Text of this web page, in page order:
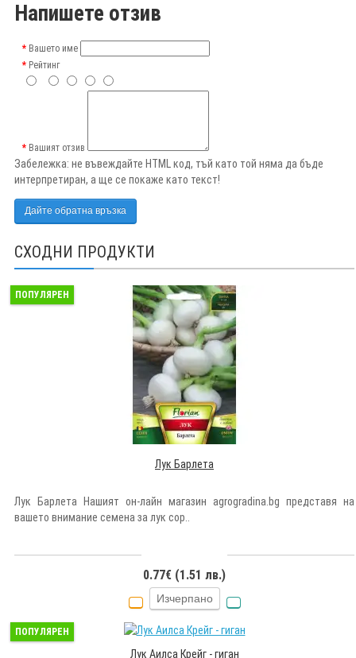
Напишете отзив
Вашето име
Рейтинг
Вашият отзив
Забележка: не въвеждайте HTML код, тъй като той няма да бъде
интерпретиран, а ще се покаже като текст!
Дайте обратна връзка
СХОДНИ ПРОДУКТИ
ПОПУЛЯРЕН
Лук Барлета
Лук Барлета Нашият он-лайн магазин agrogradina.bg представя на
вашето внимание семена за лук сор..
0.77€ (1.51 лв.)
Изчерпано
ПОПУЛЯРЕН
Лук Аилса Крейг - гиган